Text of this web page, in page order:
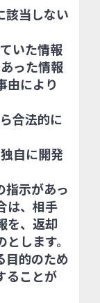
該当しない
いた情報
った情報
由により
合法的に
自に開発
指示があっ
は、相手
を、返却
します。
目的のため
ることが